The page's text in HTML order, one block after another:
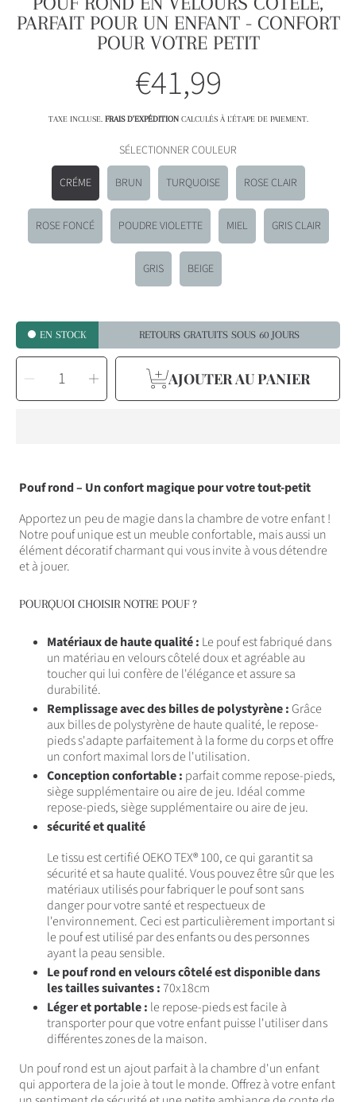
PARFAIT POUR UN ENFANT - CONFORT
POUR VOTRE PETIT
Prix
habituel
€41,99
TAXE INCLUSE. FRAIS D'EXPÉDITIONCALCULÉS À L'ÉTAPE DE PAIEMENT.
SÉLECTIONNER COULEUR
CRÉME BRUN TURQUOISE ROSE CLAIR
ROSE FONCÉ POUDRE VIOLETTE MIEL GRIS CLAIR
GRIS BEIGE
EN STOCK RETOURS GRATUITS SOUS 60 JOURS
SÉLECTIONNEZ
QUANTITÉDiminuer
quantité
pour
un
enfant
-
pour
votre
petit
Augmenter
la
quantité
pour
un
enfant
- confort
pour
votre
petit
AJOUTER AU PANIER
Pouf rond – Un confort magique pour votre tout-petit
Apportez un peu de magie dans la chambre de votre enfant !
Notre pouf unique est un meuble confortable, mais aussi un
élément décoratif charmant qui vous invite à vous détendre
et à jouer.
POURQUOI CHOISIR NOTRE POUF ?
Matériaux de haute qualité : Le pouf est fabriqué dans
un matériau en velours côtelé doux et agréable au
toucher qui lui confère de l'élégance et assure sa
durabilité.
Remplissage avec des billes de polystyrène : Grâce
aux billes de polystyrène de haute qualité, le repose-
pieds s'adapte parfaitement à la forme du corps et offre
un confort maximal lors de l'utilisation.
Conception confortable : parfait comme repose-pieds,
siège supplémentaire ou aire de jeu. Idéal comme
repose-pieds, siège supplémentaire ou aire de jeu.
sécurité et qualité
Le tissu est certifié OEKO TEX® 100, ce qui garantit sa
sécurité et sa haute qualité. Vous pouvez être sûr que les
matériaux utilisés pour fabriquer le pouf sont sans
danger pour votre santé et respectueux de
l'environnement. Ceci est particulièrement important si
le pouf est utilisé par des enfants ou des personnes
ayant la peau sensible.
Le pouf rond en velours côtelé est disponible dans
les tailles suivantes : 70x18cm
Léger et portable : le repose-pieds est facile à
transporter pour que votre enfant puisse l'utiliser dans
différentes zones de la maison.
Un pouf rond est un ajout parfait à la chambre d'un enfant
qui apportera de la joie à tout le monde. Offrez à votre enfant